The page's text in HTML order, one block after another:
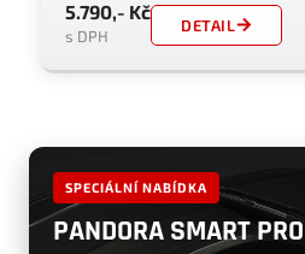
SPECIÁLNÍ NABÍDKA
PANDORA SMART PRO
5.790,- Kč
s DPH
DETAIL